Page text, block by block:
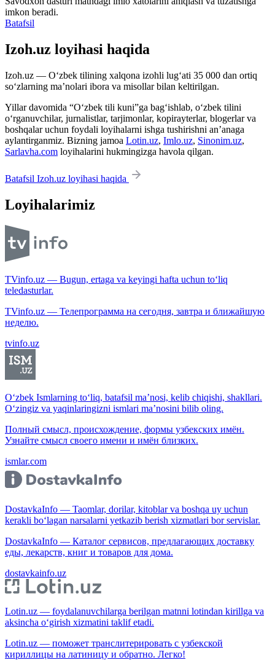
imkon beradi.
Batafsil
Izoh.uz loyihasi haqida
Izoh.uz — O‘zbek tilining xalqona izohli lug‘ati 35 000 dan ortiq
so‘zlarning ma’nolari ibora va misollar bilan keltirilgan.
Yillar davomida “O‘zbek tili kuni”ga bag‘ishlab, o‘zbek tilini
o‘rganuvchilar, jurnalistlar, tarjimonlar, kopirayterlar, blogerlar va
boshqalar uchun foydali loyihalarni ishga tushirishni an’anaga
aylantirganmiz. Bizning jamoa Lotin.uz, Imlo.uz, Sinonim.uz,
Sarlavha.com loyihalarini hukmingizga havola qilgan.
Batafsil Izoh.uz loyihasi haqida
Loyihalarimiz
TVinfo.uz — Bugun, ertaga va keyingi hafta uchun to‘liq
teledasturlar.
TVinfo.uz — Телепрограмма на сегодня, завтра и ближайшую
неделю.
tvinfo.uz
O‘zbek Ismlarning to‘liq, batafsil ma’nosi, kelib chiqishi, shakllari.
O‘zingiz va yaqinlaringizni ismlari ma’nosini bilib oling.
Полный смысл, происхождение, формы узбекских имён.
Узнайте смысл своего имени и имён близких.
ismlar.com
DostavkaInfo — Taomlar, dorilar, kitoblar va boshqa uy uchun
kerakli bo‘lagan narsalarni yetkazib berish xizmatlari bor servislar.
DostavkaInfo — Каталог сервисов, предлагающих доставку
еды, лекарств, книг и товаров для дома.
dostavkainfo.uz
Lotin.uz — foydalanuvchilarga berilgan matnni lotindan kirillga va
aksincha o‘girish xizmatini taklif etadi.
Lotin.uz — поможет транслитерировать с узбекской
кириллицы на латиницу и обратно. Легко!